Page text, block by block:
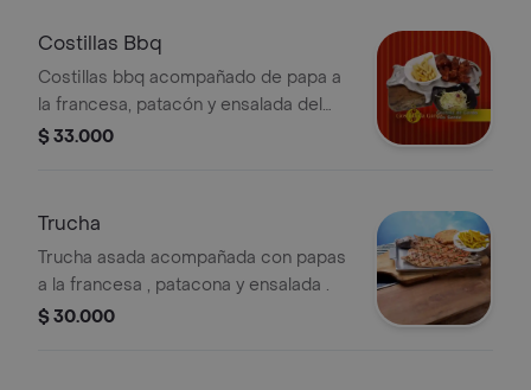
Costillas Bbq
Costillas bbq acompañado de papa a
la francesa, patacón y ensalada del
día.
$ 33.000
Trucha
Trucha asada acompañada con papas
a la francesa , patacona y ensalada .
$ 30.000